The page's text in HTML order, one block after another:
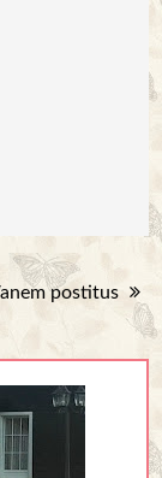
postitus